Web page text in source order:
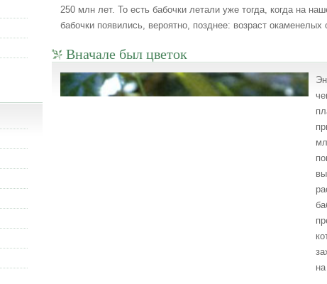
250 млн лет. То есть бабочки летали уже тогда, когда на
бабочки появились, вероятно, позднее: возраст окаменелых
Вначале был цветок